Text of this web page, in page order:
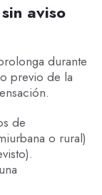
aviso
durante
previo de la
de
o rural)